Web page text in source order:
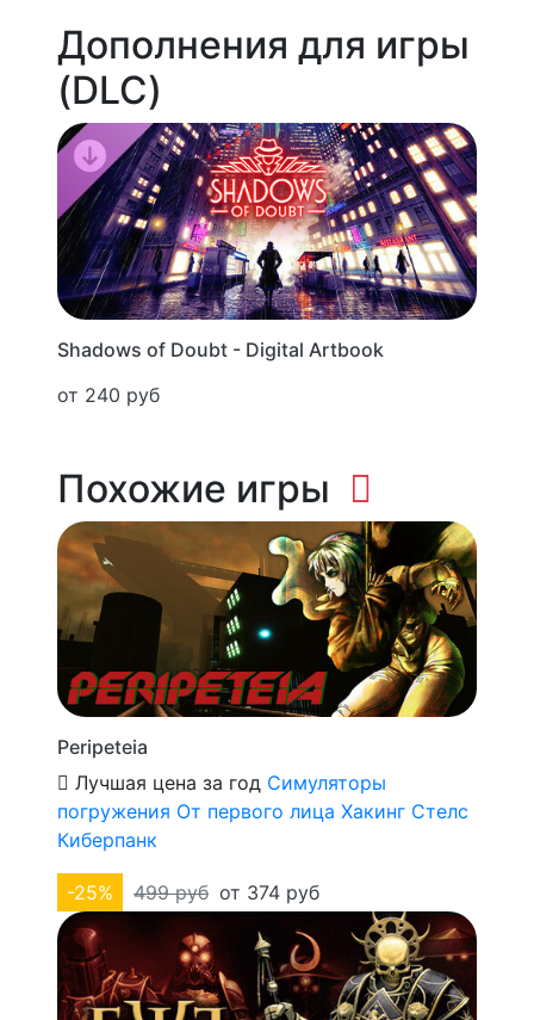
Дополнения для игры
(DLC)
Shadows of Doubt - Digital Artbook
от 240 руб
Похожие игры
Peripeteia
Лучшая цена за год Симуляторы
погружения От первого лица Хакинг Стелс
Киберпанк
-25% 499 руб от 374 руб